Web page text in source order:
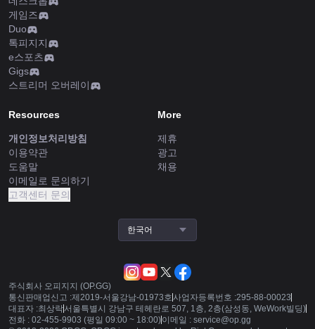
게임즈
Duo
톡피지지
e스포츠
Gigs
스트리머 오버레이
Resources
개인정보처리방침
이용약관
도움말
이메일로 문의하기
고객센터 문의
More
제휴
광고
채용
한국어
주식회사 오피지지 (OP.GG)
통신판매업신고 :제2019-서울강남-01973호 사업자등록번호 :295-88-00023
대표자 :최상락서울특별시 강남구 테헤란로 507, 1층, 2층(삼성동, WeWork빌딩)
전화 : 02-455-9903 (평일 09:00 ~ 18:00)이메일 : service@op.gg